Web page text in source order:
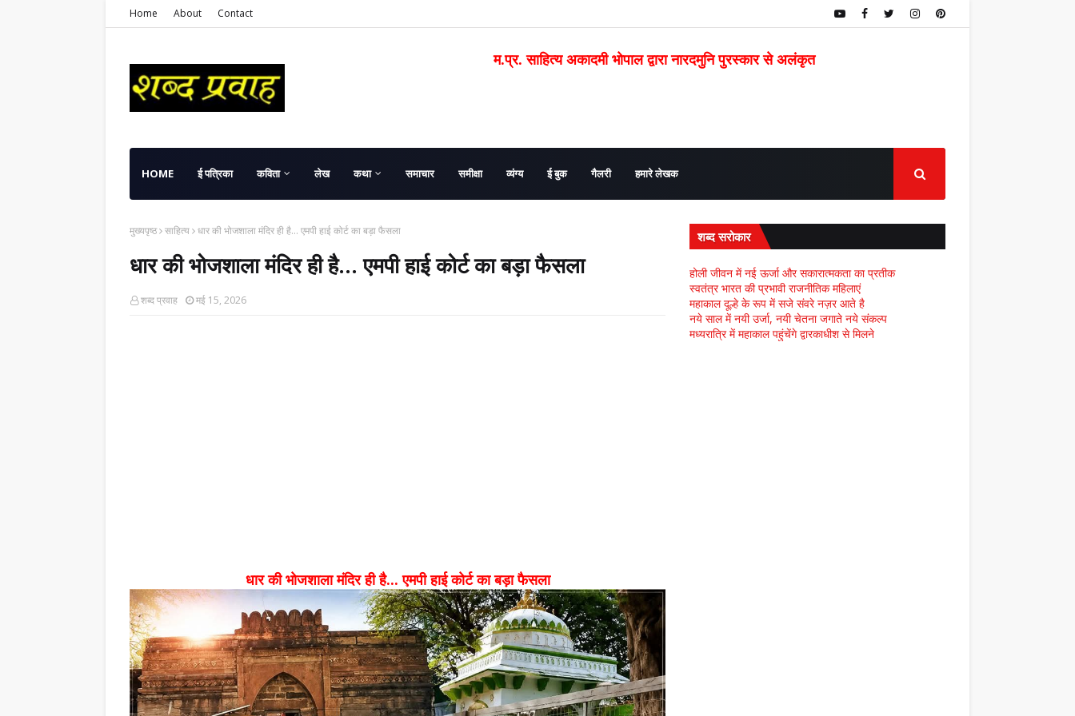
Home About Contact
म.प्र. साहित्य अकादमी भोपाल द्वारा नारदमुनि पुरस्कार से अलंकृत
HOME ई पत्रिका कविता लेख कथा समाचार समीक्षा व्यंग्य ई बुक गैलरी हमारे लेखक
मुख्यपृष्ठ साहित्य धार की भोजशाला मंदिर ही है... एमपी हाई कोर्ट का बड़ा फैसला
धार की भोजशाला मंदिर ही है... एमपी हाई कोर्ट का बड़ा फैसला
शब्द प्रवाह मई 15, 2026
धार की भोजशाला मंदिर ही है... एमपी हाई कोर्ट का बड़ा फैसला
शब्द सरोकार
होली जीवन में नई ऊर्जा और सकारात्मकता का प्रतीक
स्वतंत्र भारत की प्रभावी राजनीतिक महिलाएं
महाकाल दूल्हे के रूप में सजे संवरे नज़र आते है
नये साल में नयी उर्जा, नयी चेतना जगाते नये संकल्प
मध्यरात्रि में महाकाल पहुंचेंगे द्वारकाधीश से मिलने